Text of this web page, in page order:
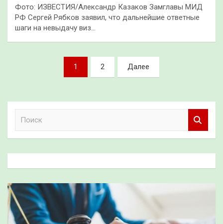
Фото: ИЗВЕСТИЯ/Александр Казаков Замглавы МИД
РФ Сергей Рябков заявил, что дальнейшие ответные
шаги на невыдачу виз…
1 2 Далее
к